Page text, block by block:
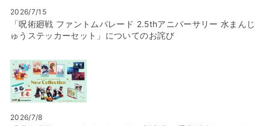
2026/7/15
「呪術廻戦 ファントムパレード 2.5thアニバーサリー 水まんじ
ゅうステッカーセット」についてのお詫び
2026/7/8